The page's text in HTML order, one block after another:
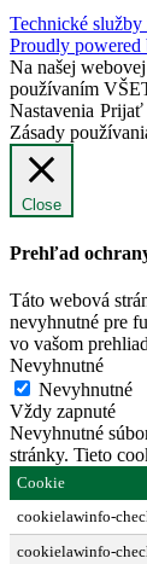
Technické služby
Proudly powered
Na našej
používaním
Nastavenia Prijať
Zásady
Close
Prehľad
Táto webová
nevyhnutné pre
vo vašom
Nevyhnutné
Nevyhnutné
Vždy zapnuté
Nevyhnutné
stránky. Tieto
Cookie
cookielawinfo-
cookielawinfo-